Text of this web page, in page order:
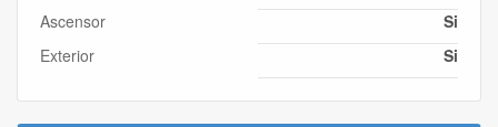
Ascensor
Si
Exterior
Si